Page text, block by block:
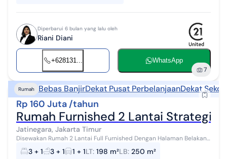
Diperbarui 6 bulan yang lalu oleh
Riani Diani
+628131... WhatsApp
7
Rumah Bebas BanjirDekat Pusat PerbelanjaanDekat
Rp 160 Juta /tahun
Rumah Furnished 2 Lantai Strategis
Jatinegara, Jakarta Timur
Disewakan Rumah 2 Lantai Full Furnished Dengan Halaman Belakang
luas ,Di Cipinang Indah, Kel. Cipinang Muara, Jatinegara, Jakarta
Timur. Spesifika...
3 + 1 3 + 1 1 + 1LT: 198 m²LB: 250 m²